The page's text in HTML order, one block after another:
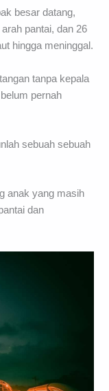
besar datang,
pantai, dan 26
hingga meninggal.
tanpa kepala
pernah
sebuah sebuah
anak yang masih
dan